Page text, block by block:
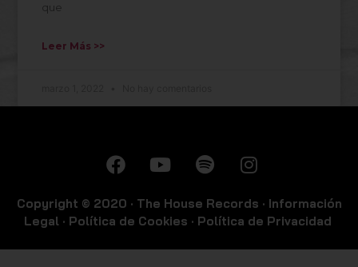
que
Leer Más >>
Copyright © 2020 · The House Records · Información
Legal· Política de Cookies · Política de Privacidad